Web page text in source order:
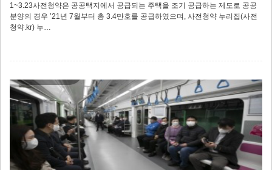
1~3.23사전청약은 공공택지에서 공급되는 주택을 조기 공급하는 제도로 공공
분양의 경우 ’21년 7월부터 총 3.4만호를 공급하였으며, 사전청약 누리집(사전
청약.kr) 누…